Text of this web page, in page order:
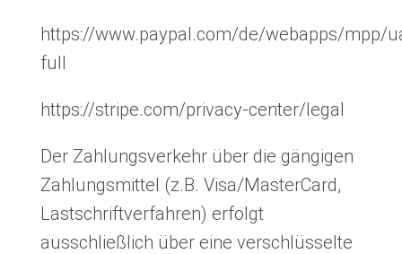
https://www.paypal.com/de/webapps/mpp/
full
https://stripe.com/privacy-center/legal
Der Zahlungsverkehr über die gängigen
Zahlungsmittel (z.B. Visa/MasterCard,
Lastschriftverfahren) erfolgt
ausschließlich über eine verschlüsselte